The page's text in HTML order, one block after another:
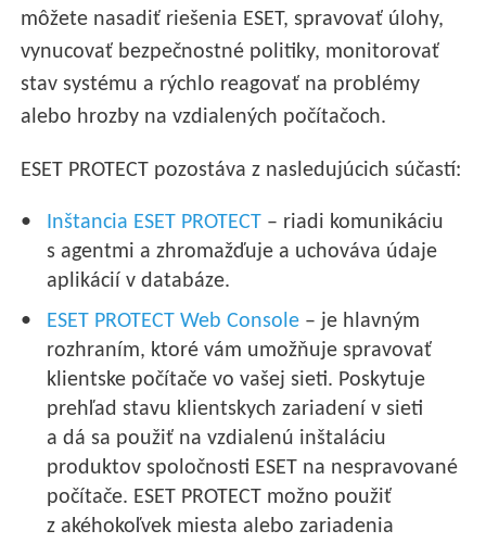
môžete nasadiť riešenia ESET, spravovať úlohy,
vynucovať bezpečnostné politiky, monitorovať
stav systému a rýchlo reagovať na problémy
alebo hrozby na vzdialených počítačoch.
ESET PROTECT pozostáva z nasledujúcich súčastí:
Inštancia ESET PROTECT – riadi komunikáciu
s agentmi a zhromažďuje a uchováva údaje
aplikácií v databáze.
ESET PROTECT Web Console – je hlavným
rozhraním, ktoré vám umožňuje spravovať
klientske počítače vo vašej sieti. Poskytuje
prehľad stavu klientskych zariadení v sieti
a dá sa použiť na vzdialenú inštaláciu
produktov spoločnosti ESET na nespravované
počítače. ESET PROTECT možno použiť
z akéhokoľvek miesta alebo zariadenia